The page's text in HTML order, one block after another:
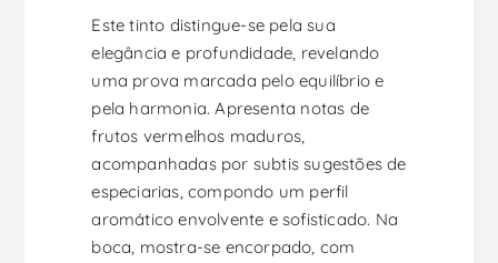
Este tinto distingue-se pela sua
elegância e profundidade, revelando
uma prova marcada pelo equilíbrio e
pela harmonia. Apresenta notas de
frutos vermelhos maduros,
acompanhadas por subtis sugestões de
especiarias, compondo um perfil
aromático envolvente e sofisticado. Na
boca, mostra-se encorpado, com